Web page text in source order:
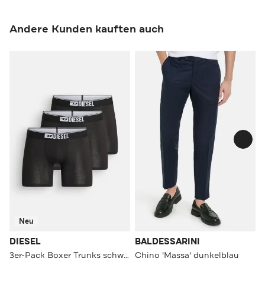
Andere Kunden kauften auch
Neu
DIESEL
3er-Pack Boxer Trunks schwarz
BALDESSARINI
Chino 'Massa' dunkelblau